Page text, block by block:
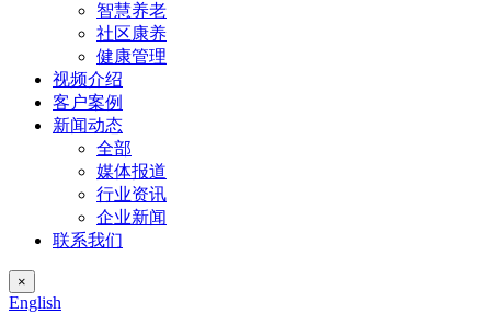
智慧养老
社区康养
健康管理
视频介绍
客户案例
新闻动态
全部
媒体报道
行业资讯
企业新闻
联系我们
×
English